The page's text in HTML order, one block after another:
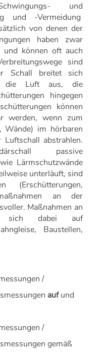
und
und -Vermeidung
von denen der
haben zwar
und können oft auch
sind
Schall breitet sich
die Luft aus, die
hingegen
können
werden, wenn zum
Wände) im hörbaren
Luftschall abstrahlen.
passive
Lärmschutzwände
unterläuft, sind
(Erschütterungen,
an der
Maßnahmen an
sich dabei auf
Baustellen,
/
aufund
/
gemäß